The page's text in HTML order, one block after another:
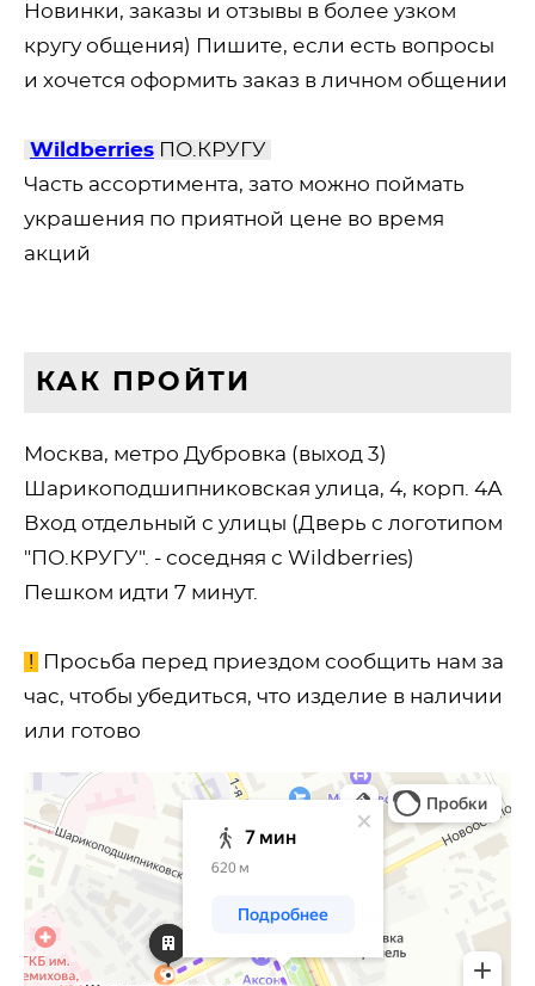
Новинки, заказы и отзывы в более узком
кругу общения) Пишите, если есть вопросы
и хочется оформить заказ в личном общении
Wildberries ПО.КРУГУ
Часть ассортимента, зато можно поймать
украшения по приятной цене во время
акций
КАК ПРОЙТИ
Москва, метро Дубровка (выход 3)
Шарикоподшипниковская улица, 4, корп. 4А
Вход отдельный с улицы (Дверь с логотипом
"ПО.КРУГУ". - соседняя с Wildberries)
Пешком идти 7 минут.
!
Просьба перед приездом сообщить нам за
час, чтобы убедиться, что изделие в наличии
или готово
Москва
Яндекс Карты